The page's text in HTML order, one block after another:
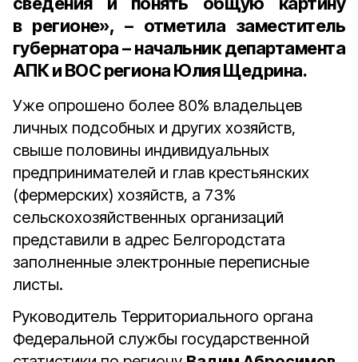
в регионе», – отметила заместитель
губернатора – начальник департамента
АПК и ВОС региона Юлия Щедрина.
Уже опрошено более 80% владельцев
личных подсобных и других хозяйств,
свыше половины индивидуальных
предпринимателей и глав крестьянских
(фермерских) хозяйств, а 73%
сельскохозяйственных организаций
представили в адрес Белгородстата
заполненные электронные переписные
листы.
Руководитель Территориального органа
Федеральной службы государственной